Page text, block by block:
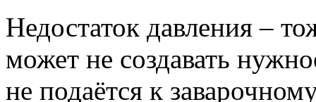
Недостаток давления –
может не создавать
не подаётся к